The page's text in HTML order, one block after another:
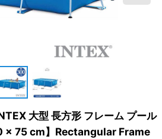
大型 長方形 フレーム プール
× 75 cm】Rectangular Frame